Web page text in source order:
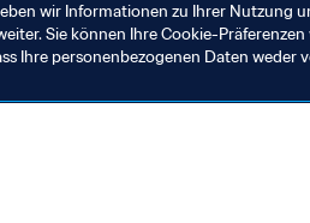
wir Informationen zu Ihrer Nutzung
Sie können Ihre Cookie-Präferenzen
Ihre personenbezogenen Daten weder